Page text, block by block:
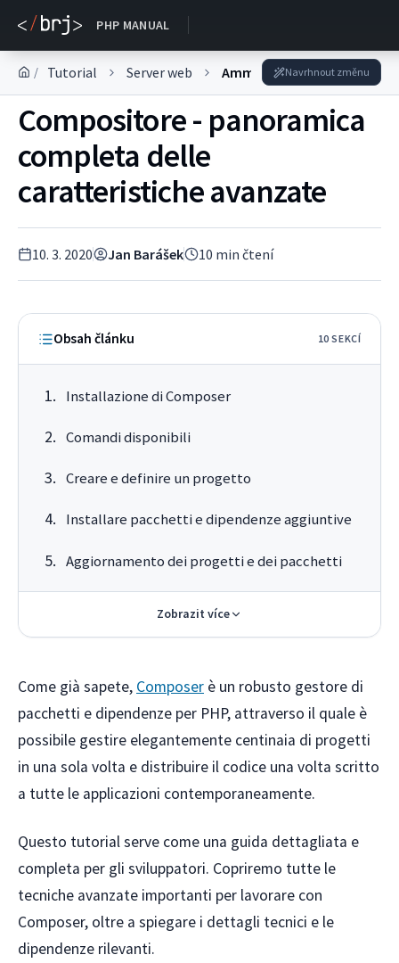
PHP MANUAL
DOKUMENTACE
/ Tutorial Server web Amministrazione del server
Navrhnout změnu
Compositore - panoramica
completa delle
caratteristiche avanzate
10. 3. 2020 Jan Barášek 10 min čtení
Obsah článku 10 SEKCÍ
Installazione di Composer
Comandi disponibili
Creare e definire un progetto
Installare pacchetti e dipendenze aggiuntive
Aggiornamento dei progetti e dei pacchetti
Zobrazit více
Come già sapete, Composer è un robusto gestore di
pacchetti e dipendenze per PHP, attraverso il quale è
possibile gestire elegantemente centinaia di progetti
in una sola volta e distribuire il codice una volta scritto
a tutte le applicazioni contemporaneamente.
Questo tutorial serve come una guida dettagliata e
completa per gli sviluppatori. Copriremo tutte le
tecniche avanzate importanti per lavorare con
Composer, oltre a spiegare i dettagli tecnici e le
dipendenze rilevanti.